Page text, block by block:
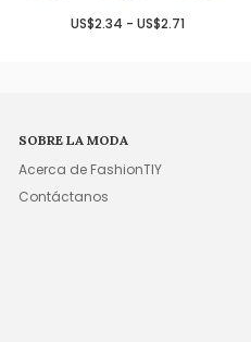
US$2.34 - US$2.71
SOBRE LA MODA
Acerca de FashionTIY
Contáctanos